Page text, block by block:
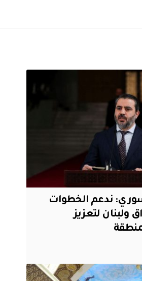
ندعم الخطوات
ولبنان لتعزيز